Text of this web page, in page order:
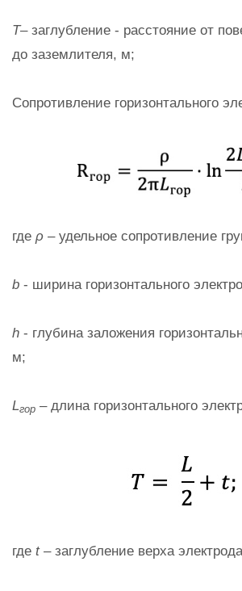
T– заглубление - расстояние от
до заземлителя, м;
Сопротивление горизонтального
где ρ – удельное сопротивление
b - ширина горизонтального
h - глубина заложения
м;
Lгор – длина горизонтального
где t– заглубление верха